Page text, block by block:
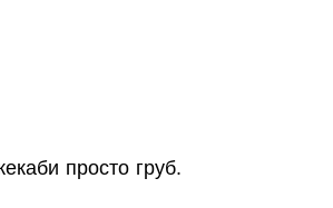
просто груб.